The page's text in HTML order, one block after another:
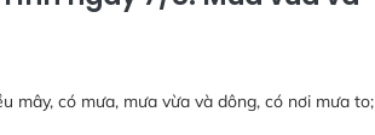
mây, có mưa, mưa vừa và dông, có nơi mưa to;